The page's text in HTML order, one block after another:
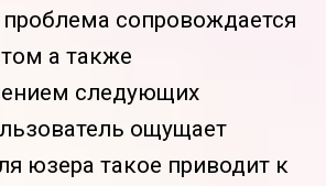
проблема сопровождается
а также
следующих
ощущает
юзера такое приводит к